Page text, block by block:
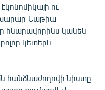
ու
Նաթիա
հնարավորինս կանեն
կետերն
հանձնաժողովի նիստը